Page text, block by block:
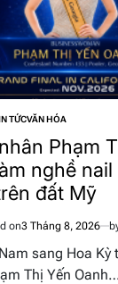
TỨCVĂN HÓA
Phạm
nghề
đất Mỹ
on3 Tháng 8, 2026
sang Hoa
Thị Yến